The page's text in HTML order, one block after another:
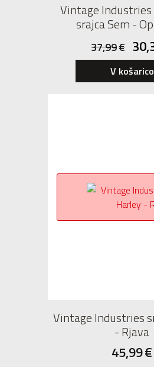
Vintage
srajca Sem -
37,99€
V košarico
Vintage Industries
- Rjava
45,99€